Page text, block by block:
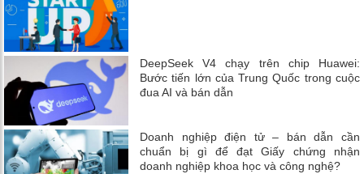
DeepSeek V4 chạy trên chip Huawei:
Bước tiến lớn của Trung Quốc trong cuộc
đua AI và bán dẫn
Doanh nghiệp điện tử – bán dẫn cần
chuẩn bị gì để đạt Giấy chứng nhận
doanh nghiệp khoa học và công nghệ?